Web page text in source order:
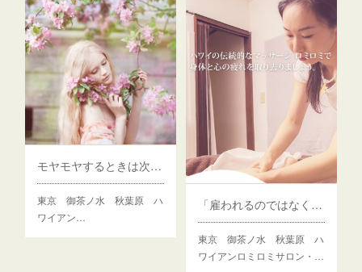
モヤモヤするときは次のステージへの入口
東京 御茶ノ水 秋葉原 ハ
ワイアン…
「雇われるのではなく自分の力で生きていきたいです！」
東京 御茶ノ水 秋葉原 ハ
ワイアンロミロミサロン・…